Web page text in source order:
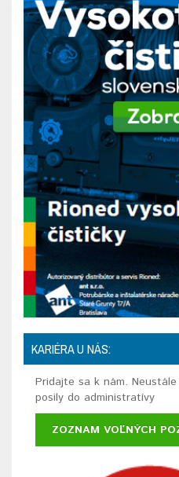
KARIÉRA U NÁS:
Pridajte sa k nám.
posily do administratívy
ZOZNAM VOĽNÝCH